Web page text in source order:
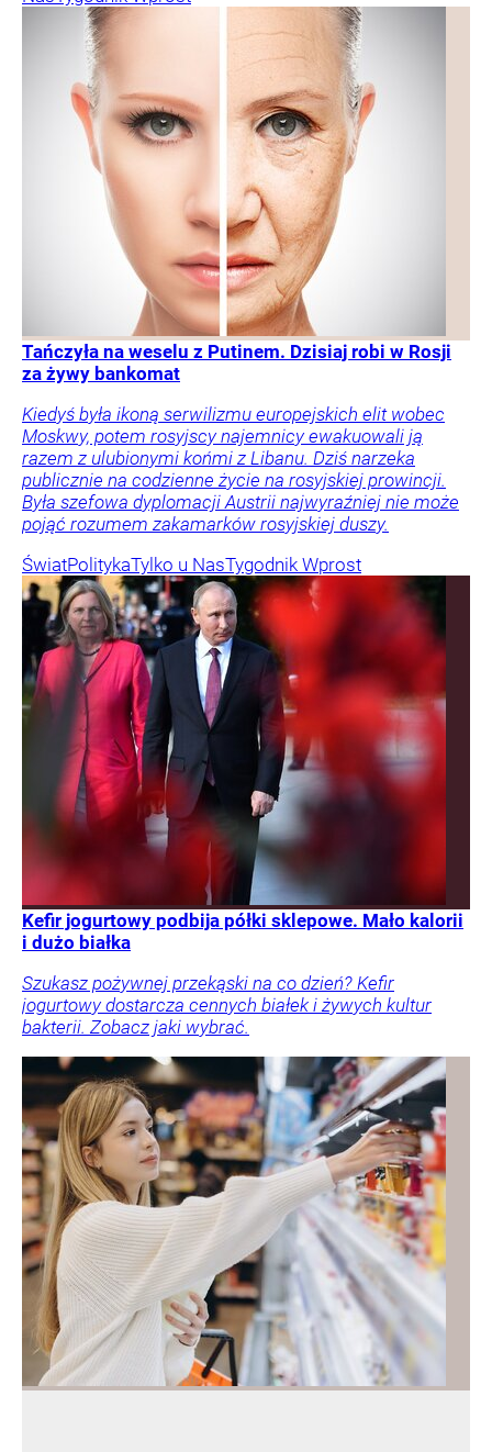
Tańczyła na weselu z Putinem. Dzisiaj robi w Rosji
za żywy bankomat
Kiedyś była ikoną serwilizmu europejskich elit wobec
Moskwy, potem rosyjscy najemnicy ewakuowali ją
razem z ulubionymi końmi z Libanu. Dziś narzeka
publicznie na codzienne życie na rosyjskiej prowincji.
Była szefowa dyplomacji Austrii najwyraźniej nie może
pojąć rozumem zakamarków rosyjskiej duszy.
ŚwiatPolitykaTylko u NasTygodnik Wprost
Kefir jogurtowy podbija półki sklepowe. Mało kalorii
i dużo białka
Szukasz pożywnej przekąski na co dzień? Kefir
jogurtowy dostarcza cennych białek i żywych kultur
bakterii. Zobacz jaki wybrać.